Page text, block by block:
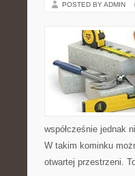
POSTED BY ADMIN
współcześnie jednak
W takim kominku
otwartej przestrzeni.